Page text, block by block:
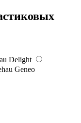
Delight
Geneo